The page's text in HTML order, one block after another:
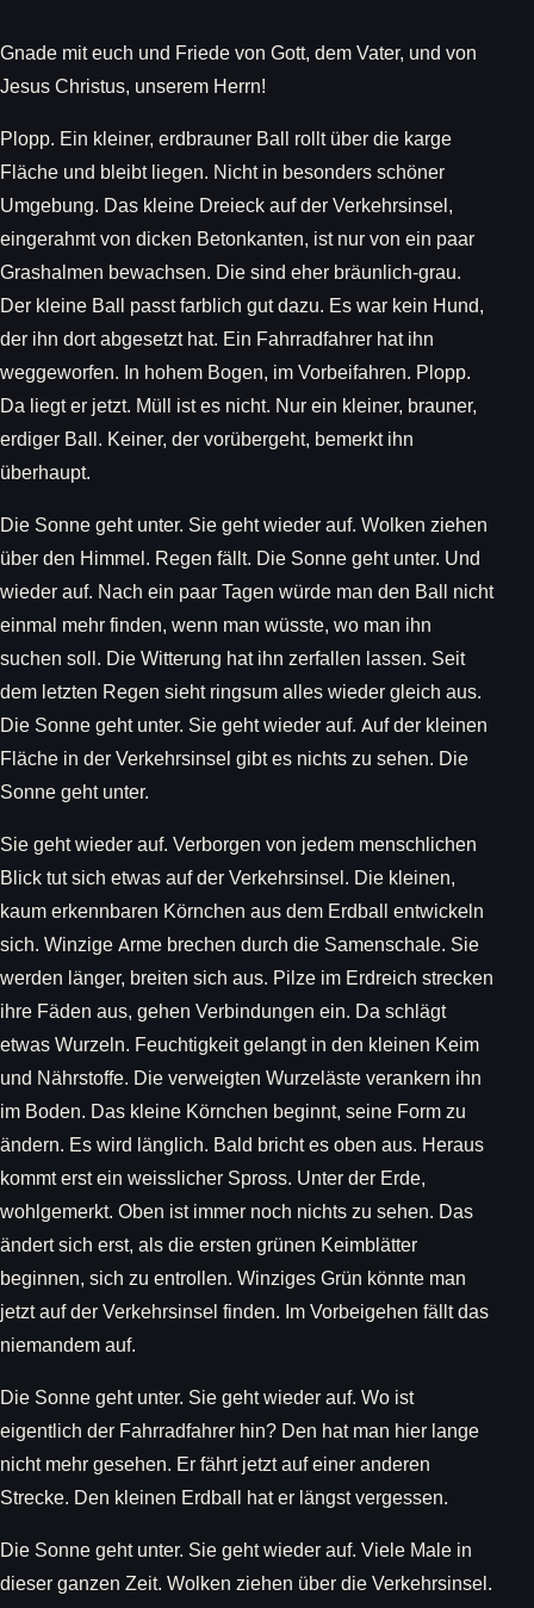
Gnade mit euch und Friede von Gott, dem Vater, und von
Jesus Christus, unserem Herrn!
Plopp. Ein kleiner, erdbrauner Ball rollt über die karge
Fläche und bleibt liegen. Nicht in besonders schöner
Umgebung. Das kleine Dreieck auf der Verkehrsinsel,
eingerahmt von dicken Betonkanten, ist nur von ein paar
Grashalmen bewachsen. Die sind eher bräunlich-grau.
Der kleine Ball passt farblich gut dazu. Es war kein Hund,
der ihn dort abgesetzt hat. Ein Fahrradfahrer hat ihn
weggeworfen. In hohem Bogen, im Vorbeifahren. Plopp.
Da liegt er jetzt. Müll ist es nicht. Nur ein kleiner, brauner,
erdiger Ball. Keiner, der vorübergeht, bemerkt ihn
überhaupt.
Die Sonne geht unter. Sie geht wieder auf. Wolken ziehen
über den Himmel. Regen fällt. Die Sonne geht unter. Und
wieder auf. Nach ein paar Tagen würde man den Ball nicht
einmal mehr finden, wenn man wüsste, wo man ihn
suchen soll. Die Witterung hat ihn zerfallen lassen. Seit
dem letzten Regen sieht ringsum alles wieder gleich aus.
Die Sonne geht unter. Sie geht wieder auf. Auf der kleinen
Fläche in der Verkehrsinsel gibt es nichts zu sehen. Die
Sonne geht unter.
Sie geht wieder auf. Verborgen von jedem menschlichen
Blick tut sich etwas auf der Verkehrsinsel. Die kleinen,
kaum erkennbaren Körnchen aus dem Erdball entwickeln
sich. Winzige Arme brechen durch die Samenschale. Sie
werden länger, breiten sich aus. Pilze im Erdreich strecken
ihre Fäden aus, gehen Verbindungen ein. Da schlägt
etwas Wurzeln. Feuchtigkeit gelangt in den kleinen Keim
und Nährstoffe. Die verweigten Wurzeläste verankern ihn
im Boden. Das kleine Körnchen beginnt, seine Form zu
ändern. Es wird länglich. Bald bricht es oben aus. Heraus
kommt erst ein weisslicher Spross. Unter der Erde,
wohlgemerkt. Oben ist immer noch nichts zu sehen. Das
ändert sich erst, als die ersten grünen Keimblätter
beginnen, sich zu entrollen. Winziges Grün könnte man
jetzt auf der Verkehrsinsel finden. Im Vorbeigehen fällt das
niemandem auf.
Die Sonne geht unter. Sie geht wieder auf. Wo ist
eigentlich der Fahrradfahrer hin? Den hat man hier lange
nicht mehr gesehen. Er fährt jetzt auf einer anderen
Strecke. Den kleinen Erdball hat er längst vergessen.
Die Sonne geht unter. Sie geht wieder auf. Viele Male in
dieser ganzen Zeit. Wolken ziehen über die Verkehrsinsel.